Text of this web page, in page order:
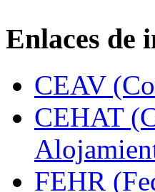
Enlaces de
CEAV
CEHAT
FEHR